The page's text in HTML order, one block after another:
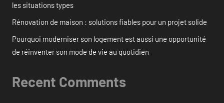
les situations types
Rénovation de maison : solutions fiables pour un projet solide
Pourquoi moderniser son logement est aussi une opportunité
de réinventer son mode de vie au quotidien
Recent Comments